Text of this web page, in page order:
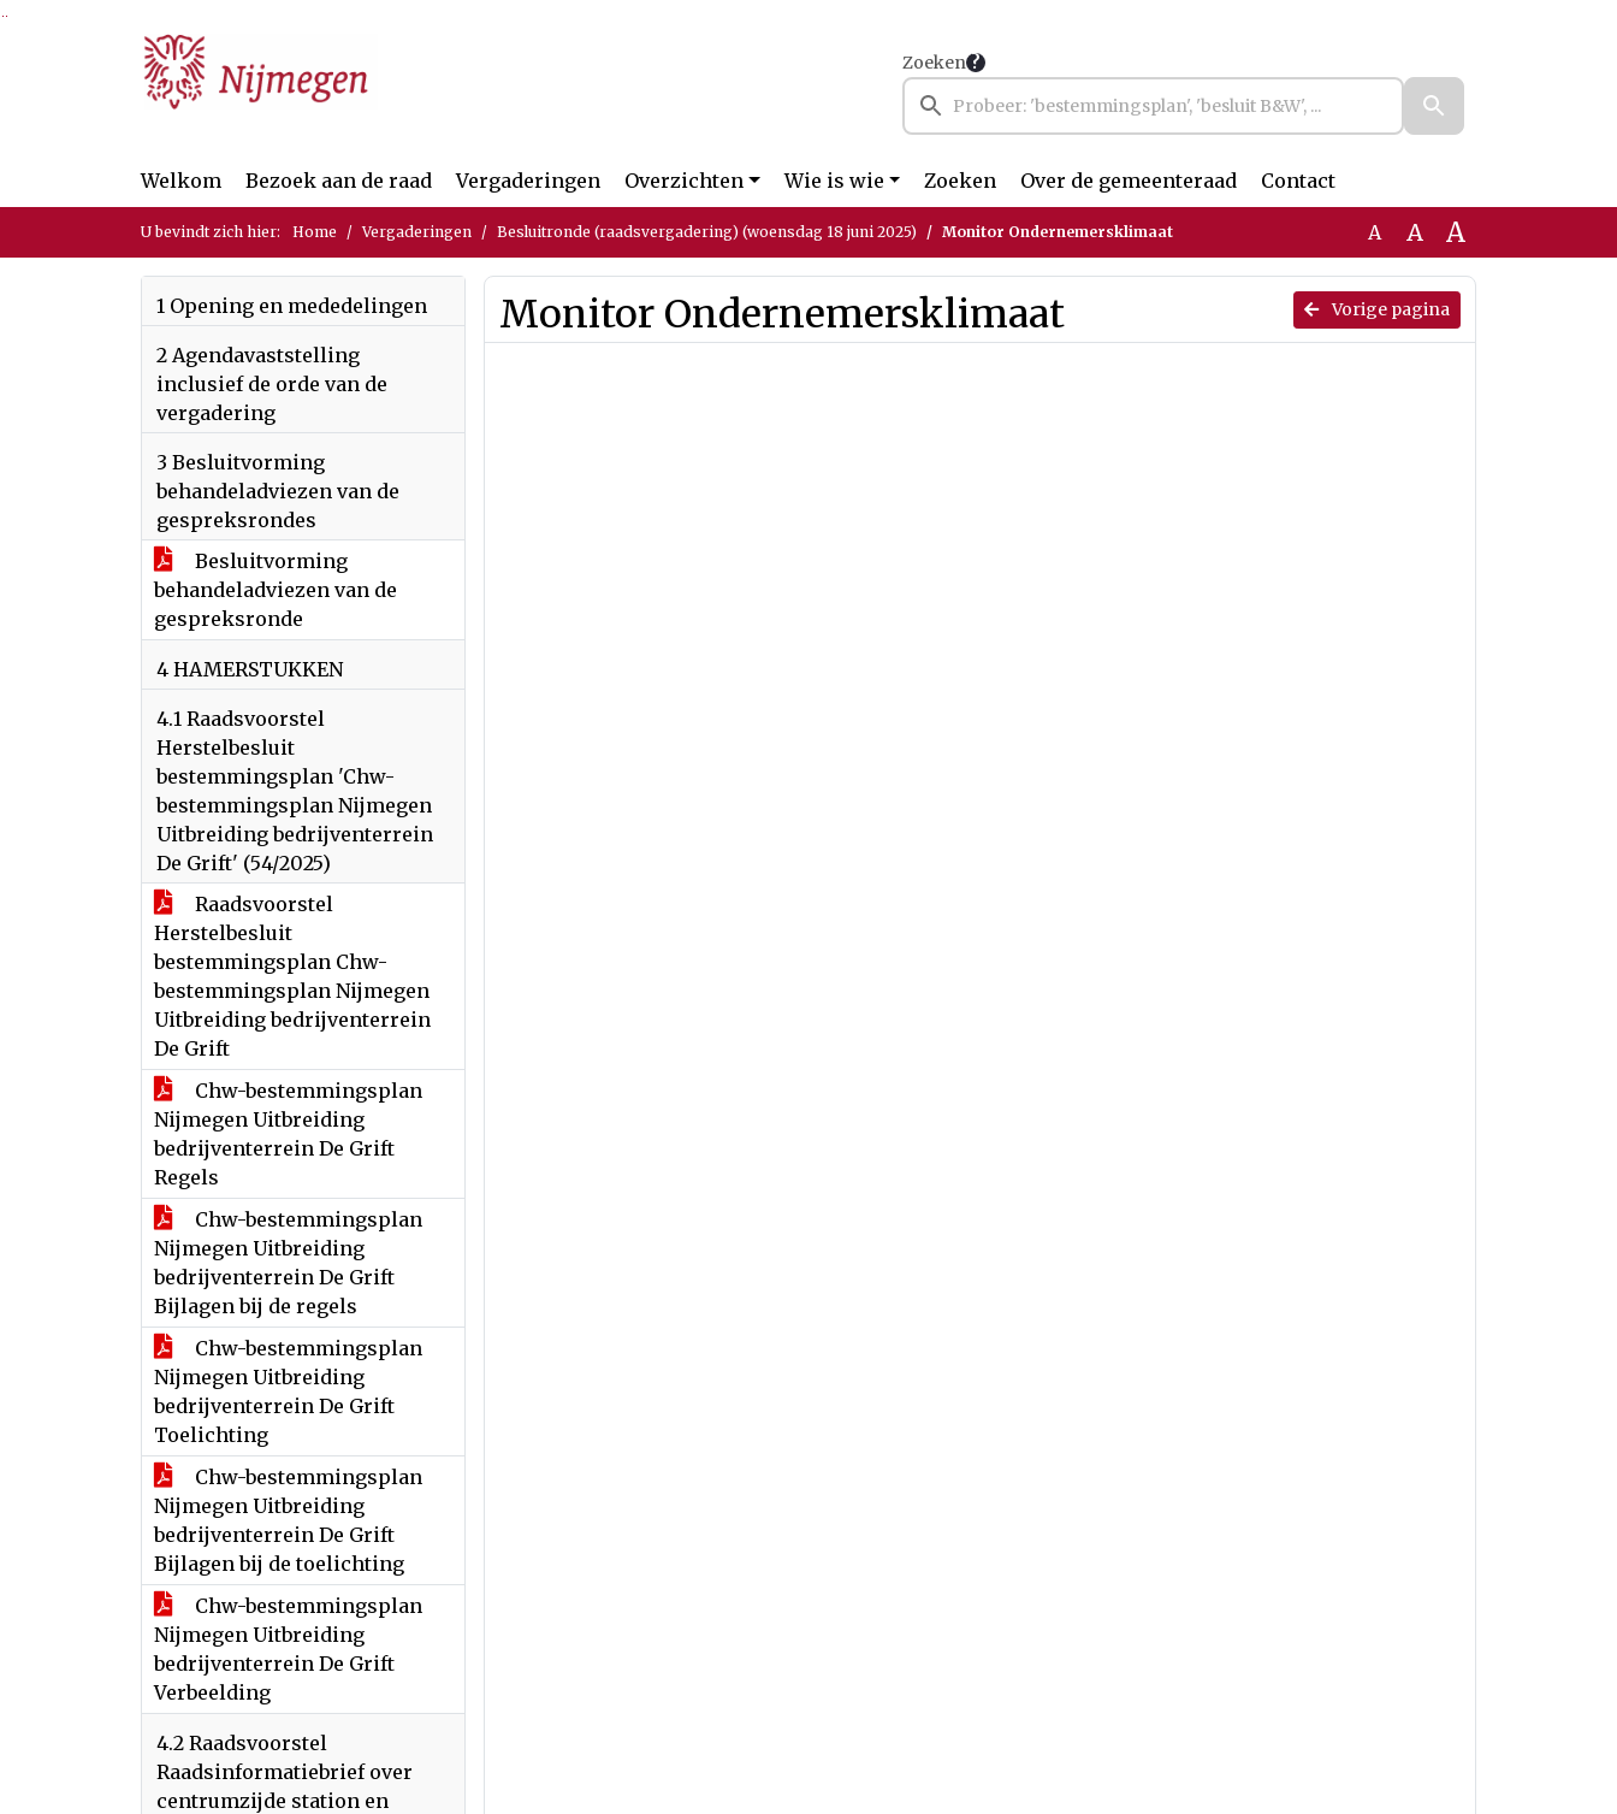
Ga naar de inhoud van deze pagina
Ga naar het zoeken
Ga naar het menu
Zoeken
Welkom Bezoek aan de raad Vergaderingen Overzichten Wie is wie Zoeken Over de gemeenteraad Contact
U bevindt zich hier: Home Vergaderingen Besluitronde (raadsvergadering) (woensdag 18 juni 2025) Monitor Ondernemersklimaat A A A
1 Opening en mededelingen
2 Agendavaststelling
inclusief de orde van de
vergadering
3 Besluitvorming
behandeladviezen van de
gespreksrondes
Besluitvorming
behandeladviezen van de
gespreksronde
4 HAMERSTUKKEN
4.1 Raadsvoorstel
Herstelbesluit
bestemmingsplan 'Chw-
bestemmingsplan Nijmegen
Uitbreiding bedrijventerrein
De Grift' (54/2025)
Raadsvoorstel
Herstelbesluit
bestemmingsplan Chw-
bestemmingsplan Nijmegen
Uitbreiding bedrijventerrein
De Grift
Chw-bestemmingsplan
Nijmegen Uitbreiding
bedrijventerrein De Grift
Regels
Chw-bestemmingsplan
Nijmegen Uitbreiding
bedrijventerrein De Grift
Bijlagen bij de regels
Chw-bestemmingsplan
Nijmegen Uitbreiding
bedrijventerrein De Grift
Toelichting
Chw-bestemmingsplan
Nijmegen Uitbreiding
bedrijventerrein De Grift
Bijlagen bij de toelichting
Chw-bestemmingsplan
Nijmegen Uitbreiding
bedrijventerrein De Grift
Verbeelding
4.2 Raadsvoorstel
Raadsinformatiebrief over
centrumzijde station en
Vorige pagina
Monitor Ondernemersklimaat